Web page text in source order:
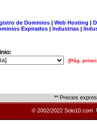
de Dominios| Web Hosting |
Expirados | Industrias |
[Pág.
** Precios
© 2002/2022 Solo10.com